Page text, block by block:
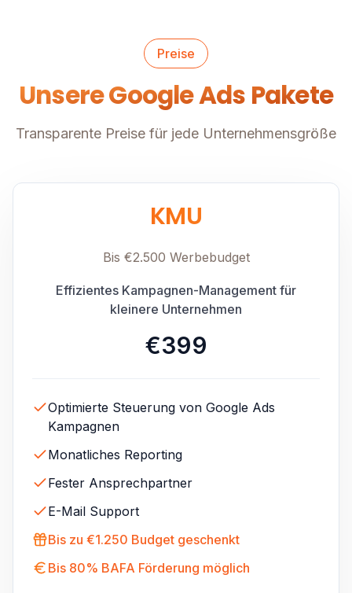
Preise
Unsere Google Ads Pakete
Transparente Preise für jede Unternehmensgröße
KMU
Bis €2.500 Werbebudget
Effizientes Kampagnen-Management für
kleinere Unternehmen
€399
Optimierte Steuerung von Google Ads
Kampagnen
Monatliches Reporting
Fester Ansprechpartner
E-Mail Support
Bis zu €1.250 Budget geschenkt
Bis 80% BAFA Förderung möglich